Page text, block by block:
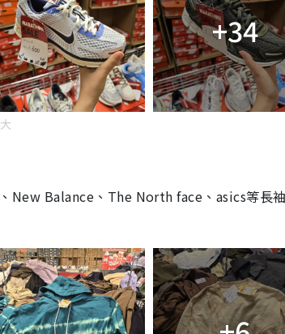
+34
New Balance、The North face、asics等長